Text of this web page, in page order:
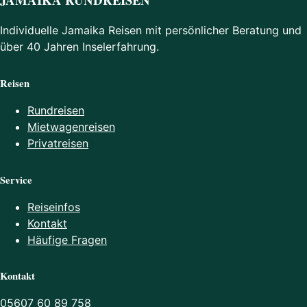
Individuelle Jamaika Reisen mit persönlicher Beratung und
über 40 Jahren Inselerfahrung.
Reisen
Rundreisen
Mietwagenreisen
Privatreisen
Service
Reiseinfos
Kontakt
Häufige Fragen
Kontakt
05607 60 89 758